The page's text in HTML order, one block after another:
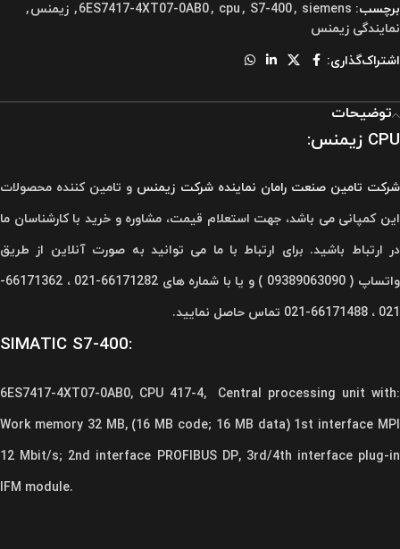
برچسب:
6ES7417-4XT07-0AB0, cpu, S7-400, siemens
, زیمنس,
نمایندگی زیمنس
اشتراک‌گذاری:
توضیحات
CPU زیمنس:
شرکت تامین صنعت رامان نماینده شرکت زیمنس و تامین کننده محصولات
این کمپانی می باشد، جهت استعلام قیمت، مشاوره و خرید با کارشناسان ما
در ارتباط باشید. برای ارتباط با ما می توانید به صورت آنلاین از طریق
واتساپ ( 09389063090 ) و یا با شماره های 66171282-021 ، 66171362-
021 ، 66171488-021 تماس حاصل نمایید.
SIMATIC S7-400:
6ES7417-4XT07-0AB0, CPU 417-4, Central processing unit with:
Work memory 32 MB, (16 MB code; 16 MB data) 1st interface MPI
12 Mbit/s; 2nd interface PROFIBUS DP, 3rd/4th interface plug-in
IFM module.